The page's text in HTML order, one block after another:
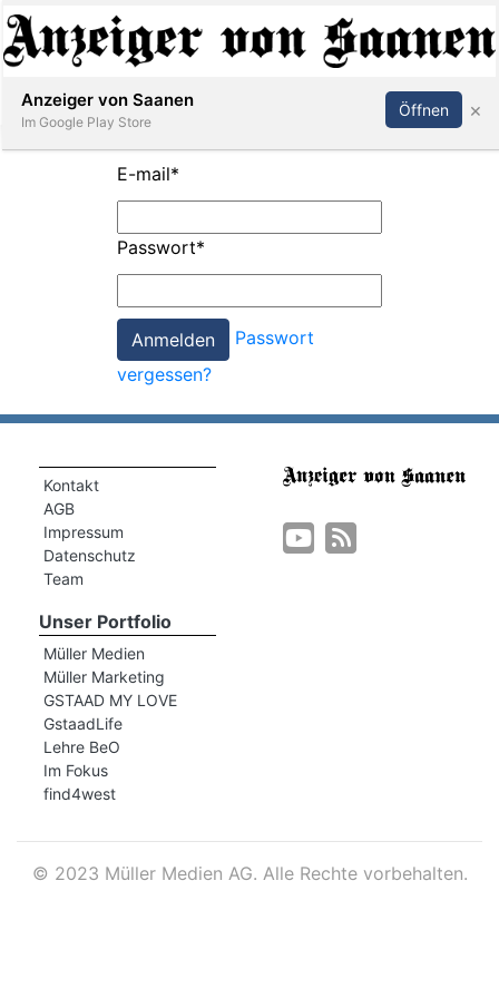
Abonnieren Anmelden
E-mail*
Passwort*
Passwort
vergessen?
Kontakt
AGB
Impressum
Datenschutz
Team
Unser Portfolio
Müller Medien
Müller Marketing
GSTAAD MY LOVE
GstaadLife
Lehre BeO
Im Fokus
find4west
© 2023 Müller Medien AG. Alle Rechte vorbehalten.
Anzeiger von Saanen
Im Google Play Store
Öffnen ×